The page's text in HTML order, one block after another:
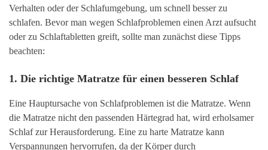
Verhalten oder der Schlafumgebung, um schnell besser zu
schlafen. Bevor man wegen Schlafproblemen einen Arzt aufsucht
oder zu Schlaftabletten greift, sollte man zunächst diese Tipps
beachten:
1. Die richtige Matratze für einen besseren Schlaf
Eine Hauptursache von Schlafproblemen ist die Matratze. Wenn
die Matratze nicht den passenden Härtegrad hat, wird erholsamer
Schlaf zur Herausforderung. Eine zu harte Matratze kann
Verspannungen hervorrufen, da der Körper durch